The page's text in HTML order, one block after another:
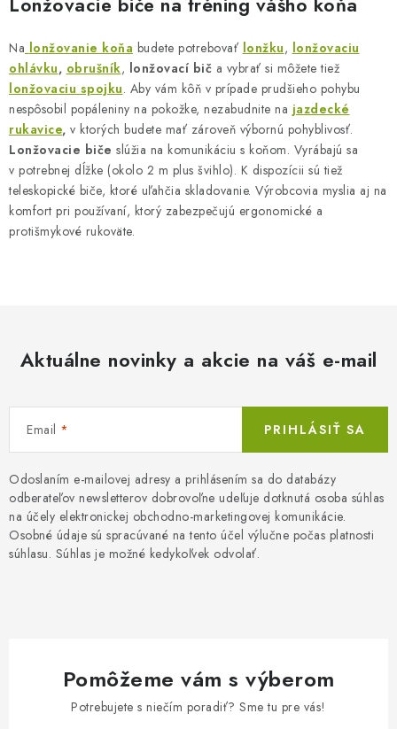
r
v
k
y
v
ý
p
i
s
Na lonžovanie koňa budete potrebovať lonžku, lonžovaciu
ohlávku, obrušník, lonžovací bič a vybrať si môžete tiež
lonžovaciu spojku. Aby vám kôň v prípade prudšieho pohybu
nespôsobil popáleniny na pokožke, nezabudnite na jazdecké
rukavice, v ktorých budete mať zároveň výbornú pohyblivosť.
Lonžovacie biče slúžia na komunikáciu s koňom. Vyrábajú sa
v potrebnej dĺžke (okolo 2 m plus švihlo). K dispozícii sú tiež
teleskopické biče, ktoré uľahčia skladovanie. Výrobcovia myslia aj na
komfort pri používaní, ktorý zabezpečujú ergonomické a
protišmykové rukoväte.
Aktuálne novinky a akcie na váš e-mail
Email
Odoslaním e-mailovej adresy a prihlásením sa do databázy
odberateľov newsletterov dobrovoľne udeľuje dotknutá osoba súhlas
na účely elektronickej obchodno-marketingovej komunikácie.
Osobné údaje sú spracúvané na tento účel výlučne počas platnosti
súhlasu. Súhlas je možné kedykoľvek odvolať.
PRIHLÁSIŤ SA
Pomôžeme vám s výberom
Potrebujete s niečím poradiť? Sme tu pre vás!